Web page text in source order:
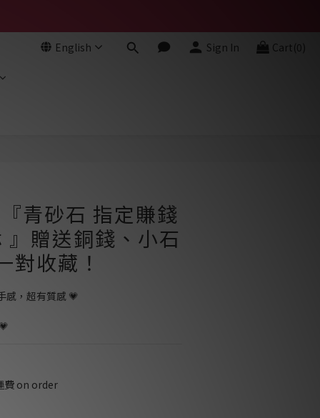
English Sign In Cart(0)
青砂石 指定賺錢
』贈送銅錢、小石
對收藏！
感，超有質感 💗
費 on order